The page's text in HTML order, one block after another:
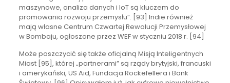
maszynowe, analiza danych i IoT są kluczem do
promowania rozwoju przemysłu”. [93] Indie również
mają własne Centrum Czwartej Rewolucji Przemysłowej
w Bombaju, ogłoszone przez WEF w styczniu 2018 r. [94]
Może poszczycić się także oficjalną Misją Inteligentnych
Miast [95], której „partnerami” są rządy brytyjski, francuski
i amerykański, US Aid, Fundacja Rockefellera i Bank